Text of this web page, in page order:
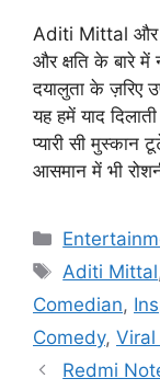
Aditi Mittal और
और क्षति के बारे में
दयालुता के ज़रिए
यह हमें याद
प्यारी सी
आसमान में भी
Categories
Tags
Aditi Mittal
Comedian,
Comedy,
Redmi